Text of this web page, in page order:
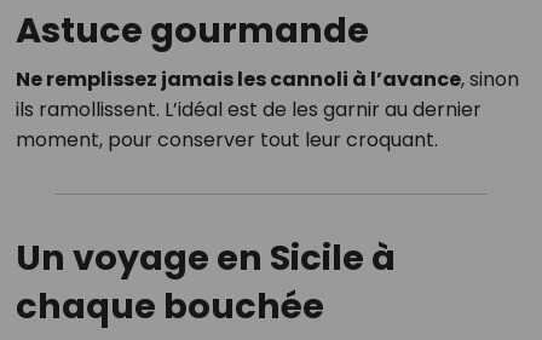
Astuce gourmande
Ne remplissez jamais les cannoli à l’avance, sinon
ils ramollissent. L’idéal est de les garnir au dernier
moment, pour conserver tout leur croquant.
Un voyage en Sicile à
chaque bouchée